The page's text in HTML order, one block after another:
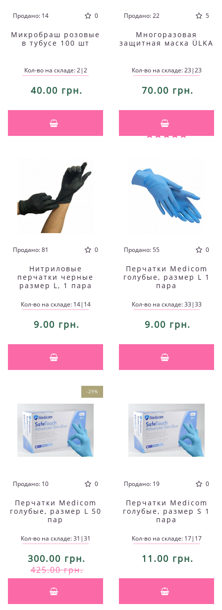
Продано: 14 0
Микробраш розовые
в тубусе 100 шт
Кол-во на складе: 2|2
40.00 грн.
Продано: 22 5
Многоразовая
защитная маска ÜLKA
Кол-во на складе: 23|23
70.00 грн.
Продано: 81 0
Нитриловые
перчатки черные
размер L, 1 пара
Кол-во на складе: 14|14
9.00 грн.
Продано: 55 0
Перчатки Medicom
голубые, размер L 1
пара
Кол-во на складе: 33|33
9.00 грн.
-29%
Продано: 10 0
Перчатки Medicom
голубые, размер L 50
пар
Кол-во на складе: 31|31
300.00 грн.
425.00 грн.
Продано: 19 0
Перчатки Medicom
голубые, размер S 1
пара
Кол-во на складе: 17|17
11.00 грн.